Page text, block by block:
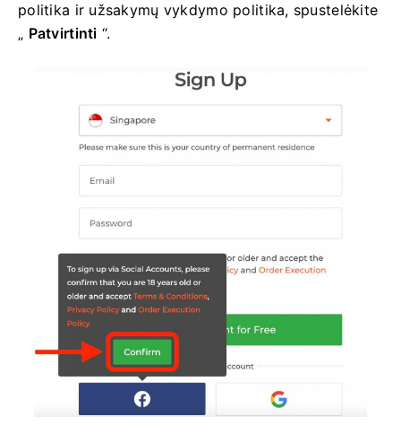
politika ir užsakymų vykdymo politika, spustelėkite
„ Patvirtinti “.